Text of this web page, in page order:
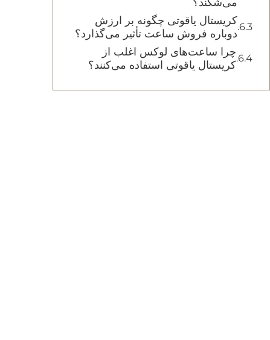
کریستال یاقوتی چگونه بر ارزش
دوباره فروش ساعت تأثیر می‌گذارد؟
چرا ساعت‌های لوکس اغلب از
کریستال یاقوتی استفاده می‌کنند؟